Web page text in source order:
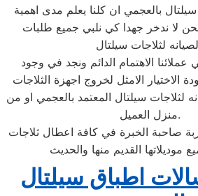
بالعجمي ان كلنا يعلم مدى اهمية
لا ندخر جهدا كي نلبي جميع طلبات
عملائنا الاهتمام الدائم ونجد في وجود
الاختيار الامثل لخروج اجهزة الثلاجات
لثلاجات سيلتال المعتمد بالعجمي او من
منزل العميل.
صاحبة الخبرة في كافة اعطال ثلاجات
اطباق سيلتال